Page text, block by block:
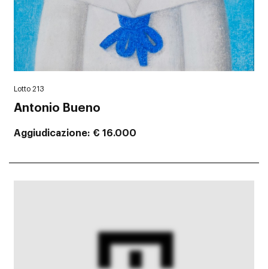
Lotto 213
Antonio Bueno
Aggiudicazione € 16.000